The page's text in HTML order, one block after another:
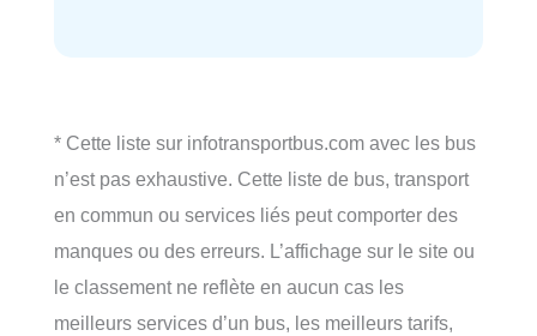
* Cette liste sur infotransportbus.com avec les bus
n’est pas exhaustive. Cette liste de bus, transport
en commun ou services liés peut comporter des
manques ou des erreurs. L’affichage sur le site ou
le classement ne reflète en aucun cas les
meilleurs services d’un bus, les meilleurs tarifs,